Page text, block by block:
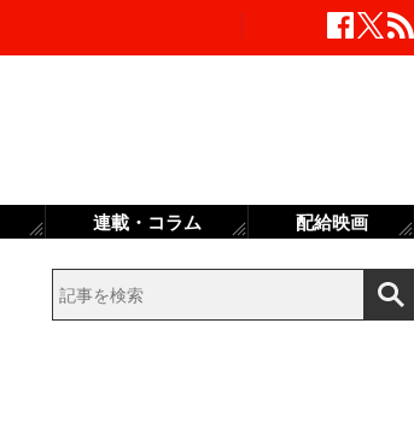
連載・コラム 配給映画